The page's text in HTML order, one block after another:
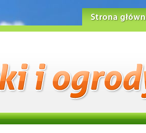
Strona główna